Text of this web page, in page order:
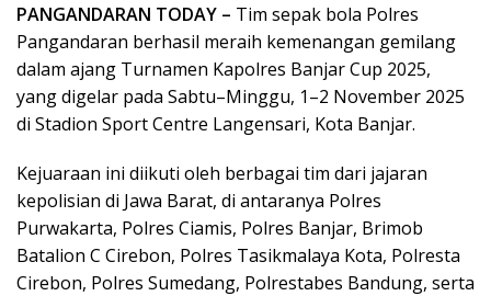
PANGANDARAN TODAY – Tim sepak bola Polres
Pangandaran berhasil meraih kemenangan gemilang
dalam ajang Turnamen Kapolres Banjar Cup 2025,
yang digelar pada Sabtu–Minggu, 1–2 November 2025
di Stadion Sport Centre Langensari, Kota Banjar.
Kejuaraan ini diikuti oleh berbagai tim dari jajaran
kepolisian di Jawa Barat, di antaranya Polres
Purwakarta, Polres Ciamis, Polres Banjar, Brimob
Batalion C Cirebon, Polres Tasikmalaya Kota, Polresta
Cirebon, Polres Sumedang, Polrestabes Bandung, serta